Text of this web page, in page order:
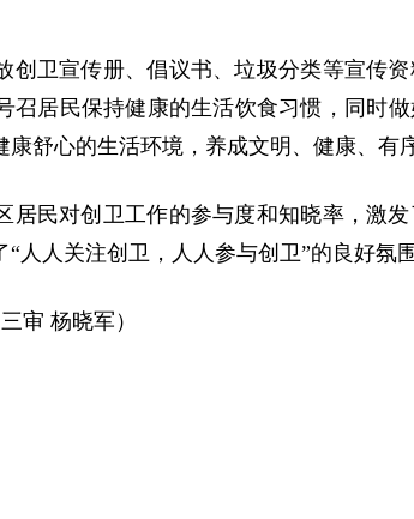
创卫宣传册、倡议书、垃圾分类等宣传
召居民保持健康的生活饮食习惯，同时
舒心的生活环境，养成文明、健康、有
居民对创卫工作的参与度和知晓率，激
人人关注创卫，人人参与创卫”的良好氛围
审 杨晓军）